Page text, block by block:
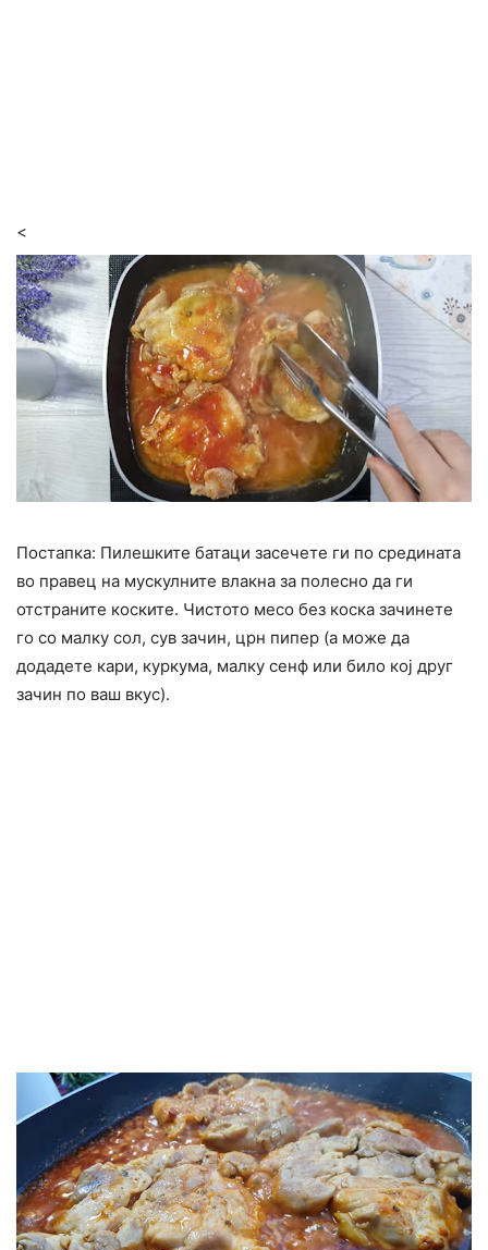
<
Постапка: Пилешките батаци засечете ги по средината
во правец на мускулните влакна за полесно да ги
отстраните коските. Чистото месо без коска зачинете
го со малку сол, сув зачин, црн пипер (а може да
додадете кари, куркума, малку сенф или било кој друг
зачин по ваш вкус).